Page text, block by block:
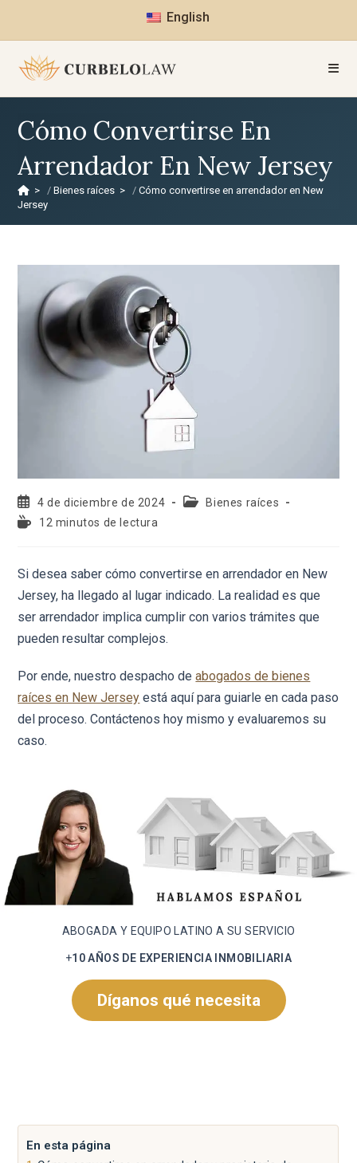
English
Cómo Convertirse En
Arrendador En New Jersey
> Bienes raíces >
Cómo convertirse en arrendador en New
Jersey
4 de diciembre de 2024
Bienes raíces
12 minutos de lectura
Si desea saber cómo convertirse en arrendador en New
Jersey, ha llegado al lugar indicado. La realidad es que
ser arrendador implica cumplir con varios trámites que
pueden resultar complejos.
Por ende, nuestro despacho deabogados de bienes
raíces en New Jersey está aquí para guiarle en cada paso
del proceso. Contáctenos hoy mismo y evaluaremos su
caso.
ABOGADA Y EQUIPO LATINO A SU SERVICIO
+10 AÑOS DE EXPERIENCIA INMOBILIARIA
Díganos qué necesita
En esta página